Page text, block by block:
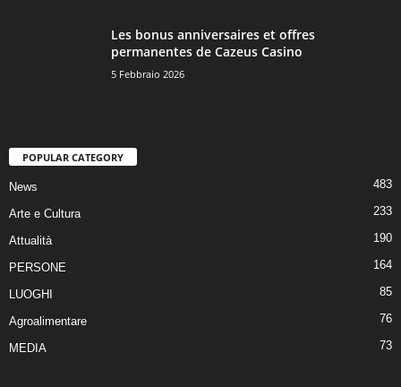
Les bonus anniversaires et offres
permanentes de Cazeus Casino
5 Febbraio 2026
POPULAR CATEGORY
News 483
Arte e Cultura 233
Attualità 190
PERSONE 164
LUOGHI 85
Agroalimentare 76
MEDIA 73